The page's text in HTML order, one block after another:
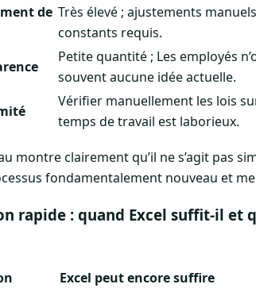
de Très élevé ; ajustements manuels
constants requis.
Petite quantité ; Les employés
souvent aucune idée actuelle.
Vérifier manuellement les lois
temps de travail est laborieux.
montre clairement qu’il ne s’agit pas
fondamentalement nouveau et
rapide : quand Excel suffit-il et
Excel peut encore suffire